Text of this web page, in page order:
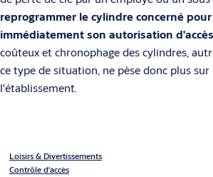
reprogrammer le cylindre concerné
immédiatement son autorisation d'accès
coûteux et chronophage des cylindres,
ce type de situation, ne pèse donc plus
l'établissement.
Loisirs & Divertissements
Contrôle d'accès